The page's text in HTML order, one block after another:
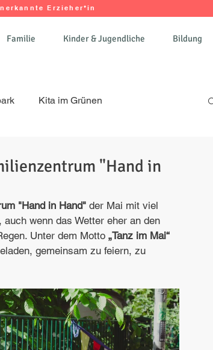
Erzieher*in
Familie Kinder & Jugendliche Bildung
Kita im Grünen
Seminarhaus MeerZeit
"Hand in
"Hand in Hand" der Mai mit viel
wenn das Wetter eher an den
Unter dem Motto „Tanz im Mai“
gemeinsam zu feiern, zu